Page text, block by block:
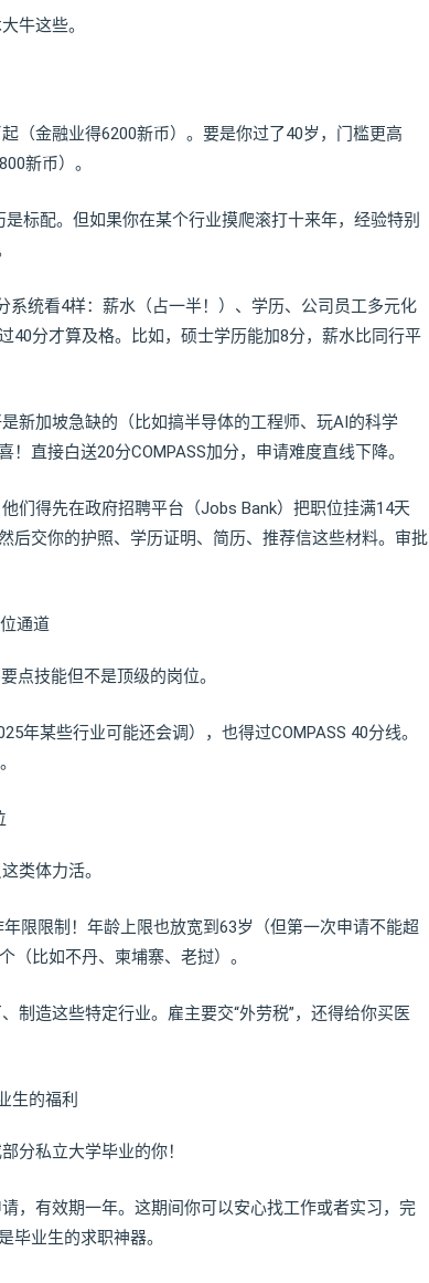
牛这些。
（金融业得6200新币）。要是你过了40岁，门槛更高
新币）。
标配。但如果你在某个行业摸爬滚打十来年，经验特别
系统看4样：薪水（占一半！）、学历、公司员工多元化
40分才算及格。比如，硕士学历能加8分，薪水比同行平
新加坡急缺的（比如搞半导体的工程师、玩AI的科学
直接白送20分COMPASS加分，申请难度直线下降。
们得先在政府招聘平台（Jobs Bank）把职位挂满14天
后交你的护照、学历证明、简历、推荐信这些材料。审批
通道
点技能但不是顶级的岗位。
年某些行业可能还会调），也得过COMPASS 40分线。
类体力活。
限限制！年龄上限也放宽到63岁（但第一次申请不能超
（比如不丹、柬埔寨、老挝）。
制造这些特定行业。雇主要交“外劳税”，还得给你买医
生的福利
分私立大学毕业的你！
，有效期一年。这期间你可以安心找工作或者实习，完
毕业生的求职神器。